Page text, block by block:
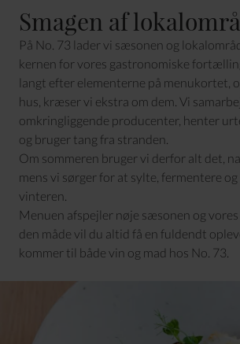
Smagen af
På No. 73 lader vi sæsonen og
kernen for vores gastronomiske
langt efter elementerne på menukortet,
hus, kræser vi ekstra om dem. Vi
omkringliggende producenter, henter
og bruger tang fra stranden.
Om sommeren bruger vi derfor alt det,
mens vi sørger for at sylte, fermentere
vinteren.
Menuen afspejler nøje sæsonen og vores
den måde vil du altid få en fuldendt
kommer til både vin og mad hos No. 73.